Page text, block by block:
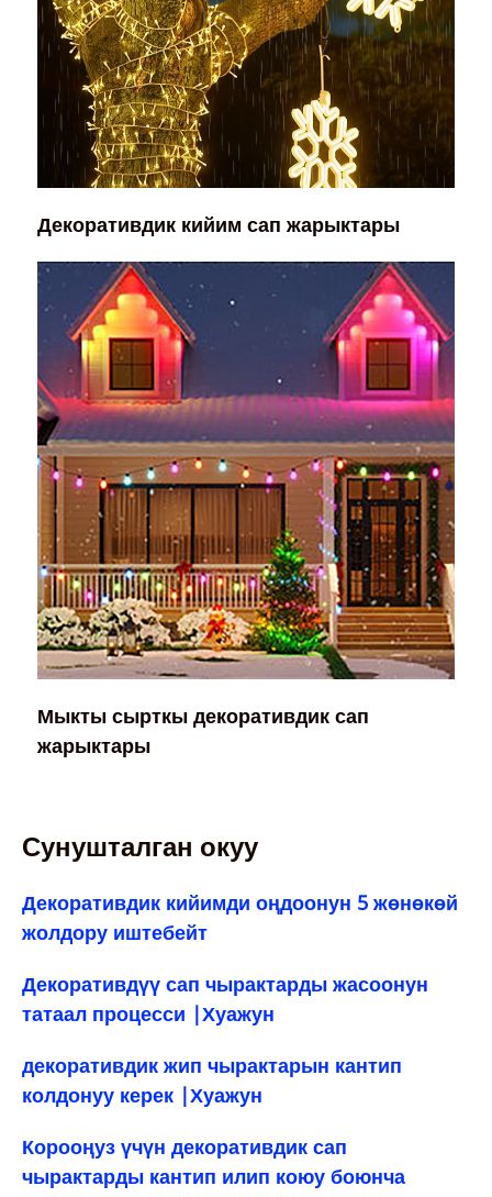
Декоративдик кийим сап жарыктары
Мыкты сырткы декоративдик сап
жарыктары
Сунушталган окуу
Декоративдик кийимди оңдоонун 5 жөнөкөй
жолдору иштебейт
Декоративдүү сап чырактарды жасоонун
татаал процесси |Хуажун
декоративдик жип чырактарын кантип
колдонуу керек |Хуажун
Корооңуз үчүн декоративдик сап
чырактарды кантип илип коюу боюнча